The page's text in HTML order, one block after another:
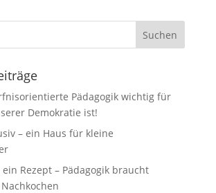
Pädagogik wichtig für
Demokratie ist!
– ein Haus für kleine
Rezept – Pädagogik braucht